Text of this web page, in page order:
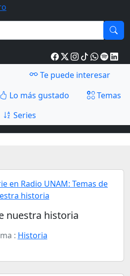
Te puede interesar
Lo más gustado
Temas
Series
nuestra historia
: Historia